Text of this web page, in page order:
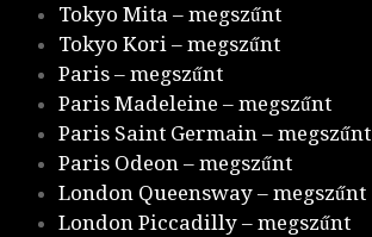
Tokyo Mita – megszűnt
Tokyo Kori – megszűnt
Paris – megszűnt
Paris Madeleine – megszűnt
Paris Saint Germain – megszűnt
Paris Odeon – megszűnt
London Queensway – megszűnt
London Piccadilly – megszűnt